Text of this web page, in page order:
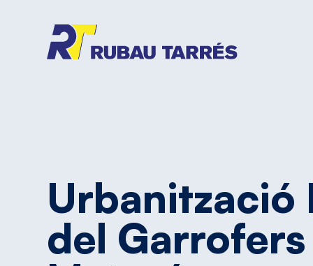
Urbanització
del Garrofers